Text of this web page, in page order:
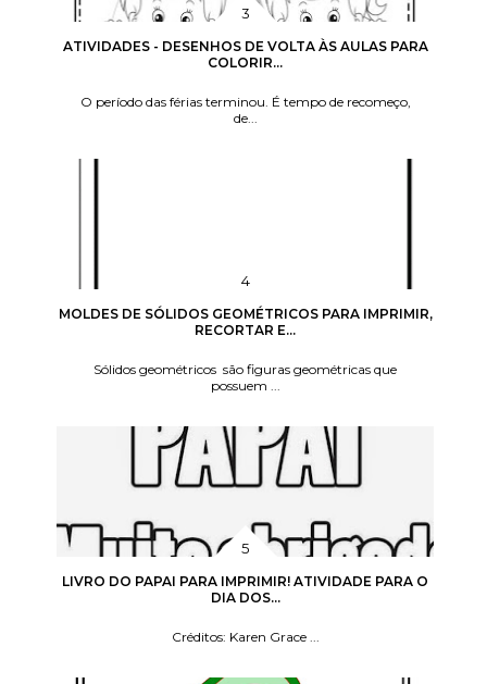
ATIVIDADES - DESENHOS DE VOLTA ÀS AULAS PARA
COLORIR...
O período das férias terminou. É tempo de recomeço,
de...
MOLDES DE SÓLIDOS GEOMÉTRICOS PARA IMPRIMIR,
RECORTAR E...
Sólidos geométricos são figuras geométricas que
possuem ...
LIVRO DO PAPAI PARA IMPRIMIR! ATIVIDADE PARA O
DIA DOS...
Créditos: Karen Grace ...